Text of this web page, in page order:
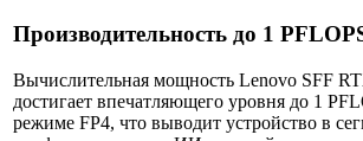
Производительность до 1
Вычислительная мощность Lenovo SFF
достигает впечатляющего уровня до 1
режиме FP4, что выводит устройство в